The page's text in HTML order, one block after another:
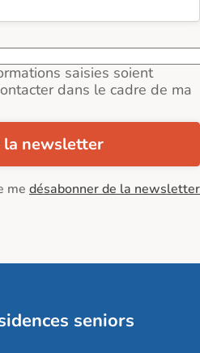
saisies soient
dans le cadre de ma
la newsletter
me désabonner de la newsletter
seniors